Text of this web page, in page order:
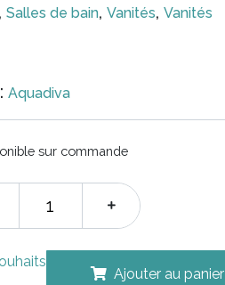
Salles de bain, Vanités, Vanités
Aquadiva
sur commande
Ajouter au panier